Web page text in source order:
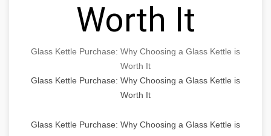
Worth It
Glass Kettle Purchase: Why Choosing a Glass Kettle is
Worth It
Glass Kettle Purchase: Why Choosing a Glass Kettle is
Worth It
Glass Kettle Purchase: Why Choosing a Glass Kettle is